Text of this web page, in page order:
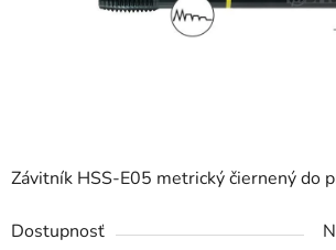
Závitník HSS-E05 metrický čiernený do
Dostupnosť